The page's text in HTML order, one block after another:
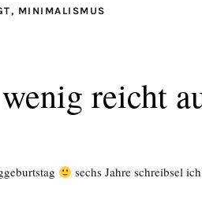
, MINIMALISMUS
reicht
sechs Jahre schreibsel